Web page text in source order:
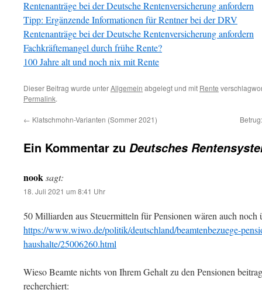
Rentenanträge bei der Deutsche Rentenversicherung anfordern
Tipp: Ergänzende Informationen für Rentner bei der DRV
Rentenanträge bei der Deutsche Rentenversicherung anfordern
Fachkräftemangel durch frühe Rente?
100 Jahre alt und noch nix mit Rente
Dieser Beitrag wurde unterAllgemein abgelegt und mit Rente
Permalink.
← Klatschmohn-Varianten (Sommer 2021)
Ein Kommentar zu Deutsches
nooksagt:
18. Juli 2021 um 8:41 Uhr
50 Milliarden aus Steuermitteln für Pensionen wären auch noch
https://www.wiwo.de/politik/deutschland/beamtenbezuege-
haushalte/25006260.html
Wieso Beamte nichts von Ihrem Gehalt zu den Pensionen
recherchiert: